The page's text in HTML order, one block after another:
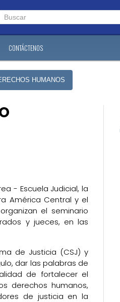
CONTÁCTENOS
HUMANOS
- Escuela Judicial, la
América Central y el
el seminario
y jueces, en las
de Justicia (CSJ) y
dar las palabras de
de fortalecer el
derechos humanos,
de justicia en la